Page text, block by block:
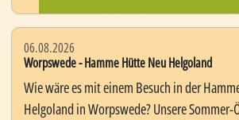
06.08.2026
Worpswede - Hamme Hütte Neu Helgoland
Wie wäre es mit einem Besuch in der
Helgoland in Worpswede? Unsere Sommer-